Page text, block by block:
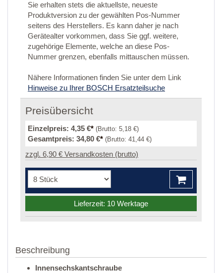
Sie erhalten stets die aktuellste, neueste
Produktversion zu der gewählten Pos-Nummer
seitens des Herstellers. Es kann daher je nach
Gerätealter vorkommen, dass Sie ggf. weitere,
zugehörige Elemente, welche an diese Pos-
Nummer grenzen, ebenfalls mittauschen müssen.
Nähere Informationen finden Sie unter dem Link
Hinweise zu Ihrer BOSCH Ersatzteilsuche
Preisübersicht
Einzelpreis: 4,35 €* (Brutto: 5,18 €)
Gesamtpreis: 34,80 €* (Brutto: 41,44 €)
zzgl. 6,90 € Versandkosten (brutto)
Lieferzeit: 10 Werktage
Beschreibung
Innensechskantschraube